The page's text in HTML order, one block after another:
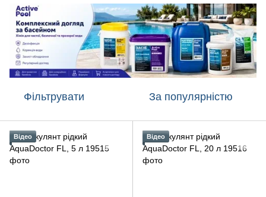
Фільтрувати За популярністю
Відео Відео